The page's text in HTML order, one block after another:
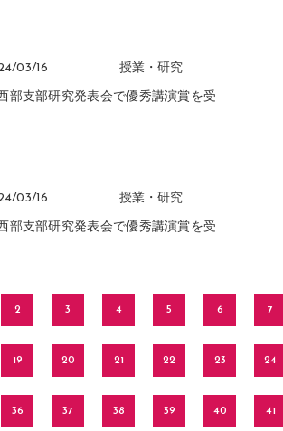
03/16 授業・研究
部支部研究発表会で優秀講演賞を受
03/16 授業・研究
部支部研究発表会で優秀講演賞を受
2 3 4 5 6 7
19 20 21 22 23 24
36 37 38 39 40 41